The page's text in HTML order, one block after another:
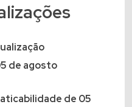
de agosto
de 05